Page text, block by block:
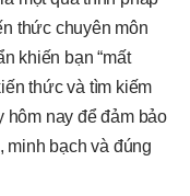
thức chuyên môn
khiến bạn “mất
thức và tìm kiếm
nay để đảm bảo
minh bạch và đúng